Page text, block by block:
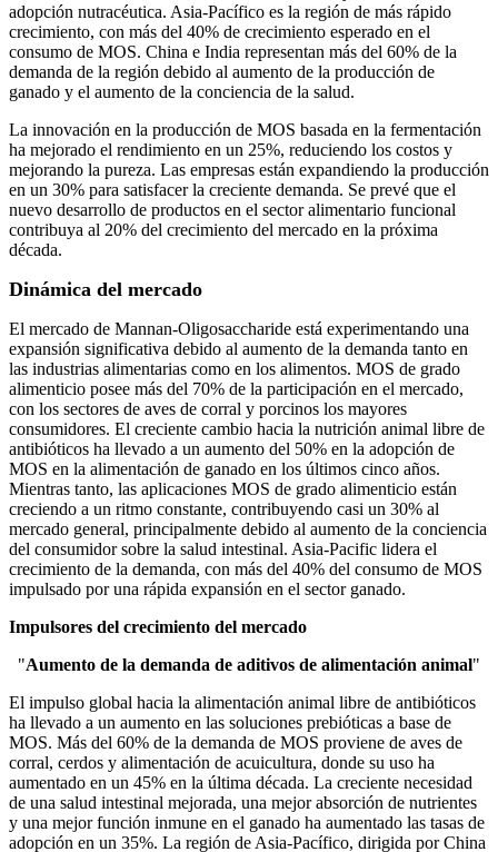
adopción nutracéutica. Asia-Pacífico es la región de más rápido
crecimiento, con más del 40% de crecimiento esperado en el
consumo de MOS. China e India representan más del 60% de la
demanda de la región debido al aumento de la producción de
ganado y el aumento de la conciencia de la salud.
La innovación en la producción de MOS basada en la fermentación
ha mejorado el rendimiento en un 25%, reduciendo los costos y
mejorando la pureza. Las empresas están expandiendo la producción
en un 30% para satisfacer la creciente demanda. Se prevé que el
nuevo desarrollo de productos en el sector alimentario funcional
contribuya al 20% del crecimiento del mercado en la próxima
década.
Dinámica del mercado
El mercado de Mannan-Oligosaccharide está experimentando una
expansión significativa debido al aumento de la demanda tanto en
las industrias alimentarias como en los alimentos. MOS de grado
alimenticio posee más del 70% de la participación en el mercado,
con los sectores de aves de corral y porcinos los mayores
consumidores. El creciente cambio hacia la nutrición animal libre de
antibióticos ha llevado a un aumento del 50% en la adopción de
MOS en la alimentación de ganado en los últimos cinco años.
Mientras tanto, las aplicaciones MOS de grado alimenticio están
creciendo a un ritmo constante, contribuyendo casi un 30% al
mercado general, principalmente debido al aumento de la conciencia
del consumidor sobre la salud intestinal. Asia-Pacific lidera el
crecimiento de la demanda, con más del 40% del consumo de MOS
impulsado por una rápida expansión en el sector ganado.
Impulsores del crecimiento del mercado
"Aumento de la demanda de aditivos de alimentación animal"
El impulso global hacia la alimentación animal libre de antibióticos
ha llevado a un aumento en las soluciones prebióticas a base de
MOS. Más del 60% de la demanda de MOS proviene de aves de
corral, cerdos y alimentación de acuicultura, donde su uso ha
aumentado en un 45% en la última década. La creciente necesidad
de una salud intestinal mejorada, una mejor absorción de nutrientes
y una mejor función inmune en el ganado ha aumentado las tasas de
adopción en un 35%. La región de Asia-Pacífico, dirigida por China